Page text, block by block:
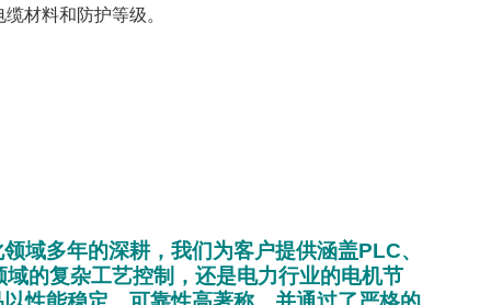
材料和防护等级。
域多年的深耕，我们为客户提供涵盖PLC、
的复杂工艺控制，还是电力行业的电机节